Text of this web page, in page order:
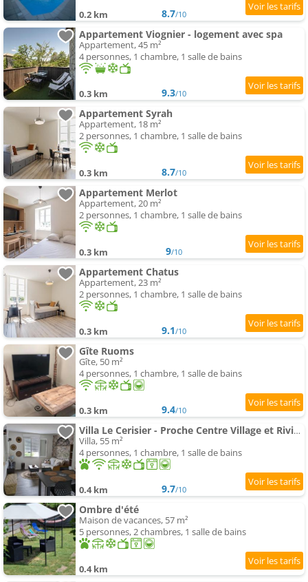
0.2 km 8.7/10
Appartement Viognier - logement avec spa
Appartement, 45 m²
4 personnes, 1 chambre, 1 salle de bains
0.3 km 9.3/10
Appartement Syrah
Appartement, 18 m²
2 personnes, 1 chambre, 1 salle de bains
0.3 km 8.7/10
Appartement Merlot
Appartement, 20 m²
2 personnes, 1 chambre, 1 salle de bains
0.3 km 9/10
Appartement Chatus
Appartement, 23 m²
2 personnes, 1 chambre, 1 salle de bains
0.3 km 9.1/10
Gîte Ruoms
Gîte, 50 m²
4 personnes, 1 chambre, 1 salle de bains
0.3 km 9.4/10
Villa Le Cerisier - Proche Centre Village et Rivière
Villa, 55 m²
4 personnes, 1 chambre, 1 salle de bains
0.4 km 9.7/10
Ombre d'été
Maison de vacances, 57 m²
5 personnes, 2 chambres, 1 salle de bains
0.4 km